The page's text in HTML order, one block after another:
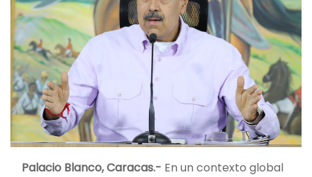
Palacio Blanco, Caracas.- En un contexto global